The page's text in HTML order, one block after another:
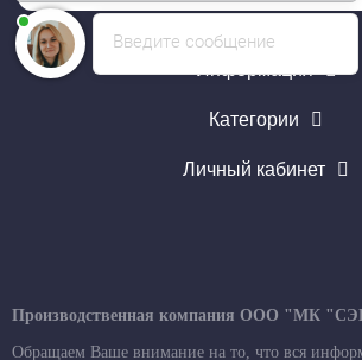
Информация
Категории
Личный кабинет
Производственная компания ООО "МК
Обращаем Ваше внимание на то, что вся
Введите сообщение